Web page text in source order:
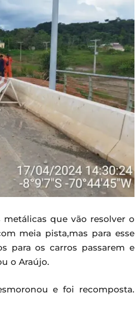
que vão resolver o
meia pista,mas para esse
para os carros passarem e
o Araújo.
e foi recomposta.